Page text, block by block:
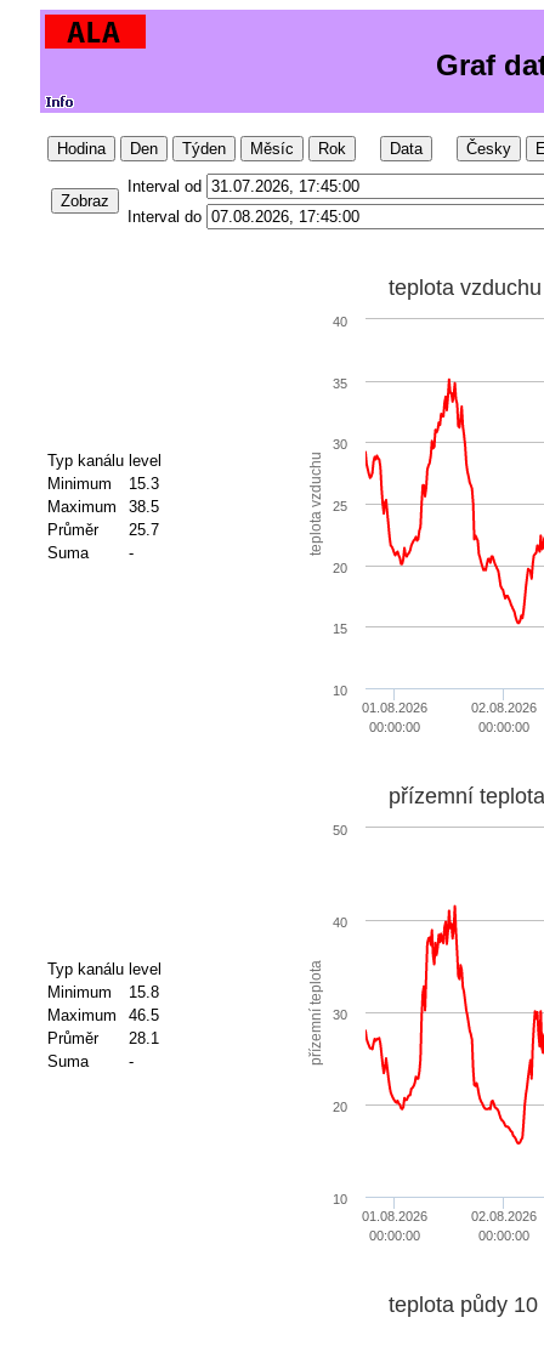
Graf
Hodina Den Týden Měsíc Rok Data Česky
Zobraz
Interval od
Interval do
Typ kanálu level
Minimum
15.3
Maximum
38.5
Průměr
25.7
Suma
- teplota vzduchu
teplota vzduchu
01.08.2026
00:00:00
02.08.2026
00:00:00
10
15
20
25
30
35
40
Typ kanálu level
Minimum
15.8
Maximum
46.5
Průměr
28.1
Suma
- přízemní teplota
přízemní
01.08.2026
00:00:00
02.08.2026
00:00:00
10
20
30
40
50
teplota půdy 10